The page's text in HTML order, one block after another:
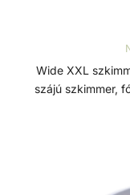
Wide XXL szkimmer Magas vízszintet
szájú szkimmer,
ellen. Karimával,